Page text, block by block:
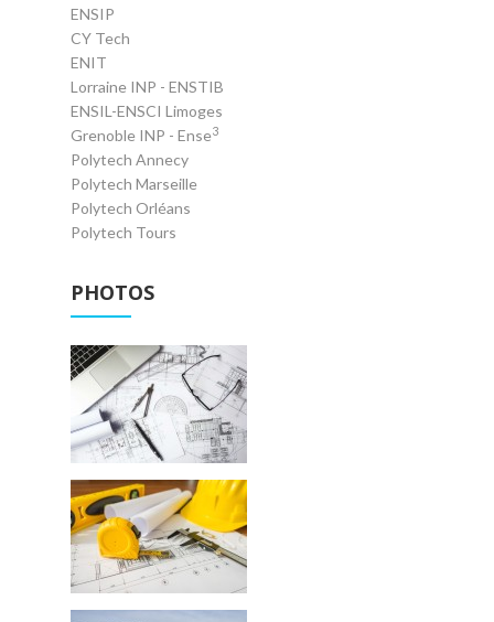
ENSIP
CY Tech
ENIT
Lorraine INP - ENSTIB
ENSIL-ENSCI Limoges
Grenoble INP - Ense3
Polytech Annecy
Polytech Marseille
Polytech Orléans
Polytech Tours
PHOTOS